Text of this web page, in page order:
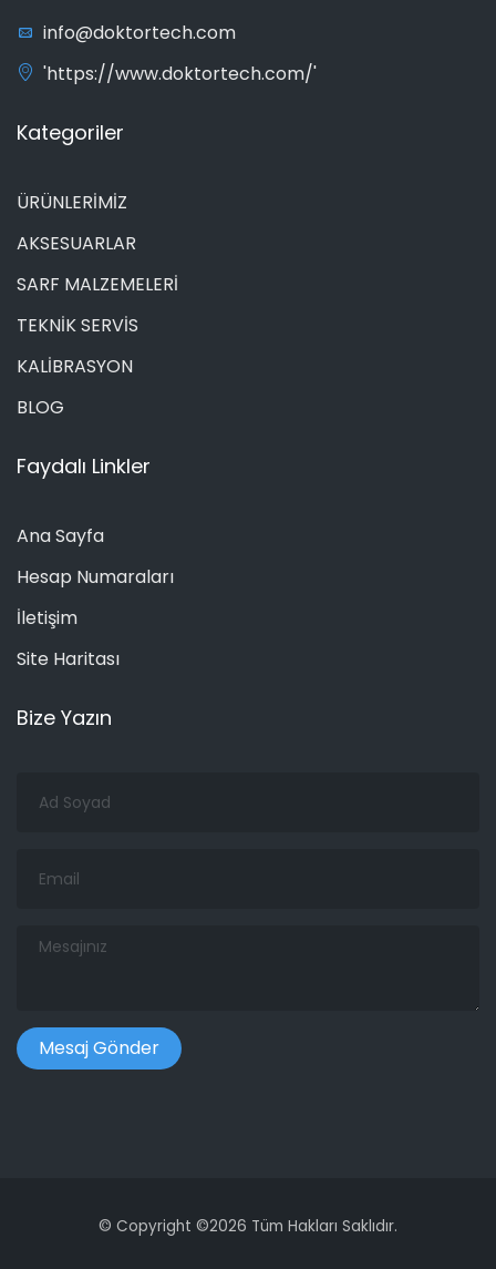
info@doktortech.com
'https://www.doktortech.com/'
Kategoriler
ÜRÜNLERİMİZ
AKSESUARLAR
SARF MALZEMELERİ
TEKNİK SERVİS
KALİBRASYON
BLOG
Faydalı Linkler
Ana Sayfa
Hesap Numaraları
İletişim
Site Haritası
Bize Yazın
Soyad
Mesajınız
© Copyright ©2026 Tüm Hakları Saklıdır.